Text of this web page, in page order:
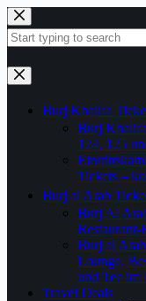
Zum
Inhalt
springen
Keine
Ergebnisse
Burj Khalifa
Burj
124, 125
Tickets –
Burj al Arab
Burj Al
Restaurant-
Burj al
Lounge,
und Tee im
Travel Deals